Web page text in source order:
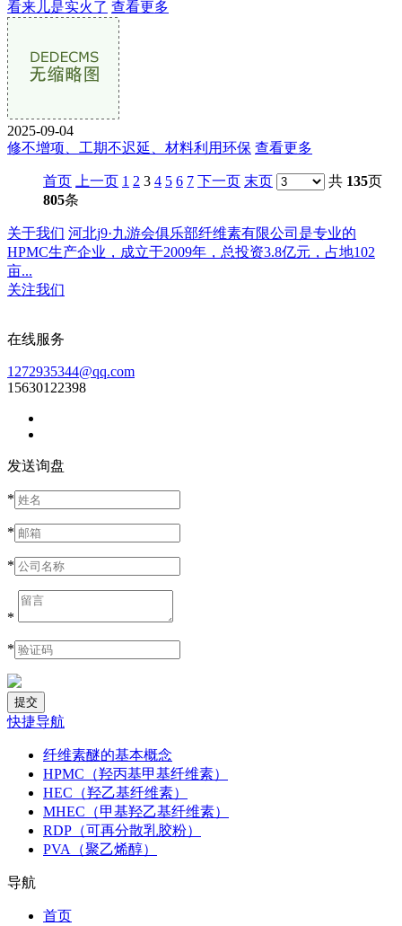
看来儿是实火了 查看更多
2025-09-04
修不增项、工期不迟延、材料利用环保 查看更多
首页 上一页 1 2 3 4 5 6 7 下一页 末页 共 135页
805条
关于我们 河北j9·九游会俱乐部纤维素有限公司是专业的
HPMC生产企业，成立于2009年，总投资3.8亿元，占地102
亩...
关注我们
在线服务
1272935344@qq.com
15630122398
发送询盘
*
*
*
*
*
快捷导航
纤维素醚的基本概念
HPMC（羟丙基甲基纤维素）
HEC（羟乙基纤维素）
MHEC（甲基羟乙基纤维素）
RDP（可再分散乳胶粉）
PVA（聚乙烯醇）
导航
首页